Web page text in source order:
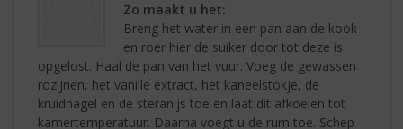
Zo maakt u het:
Breng het water in een pan aan de kook
en roer hier de suiker door tot deze is
opgelost. Haal de pan van het vuur. Voeg de gewassen
rozijnen, het vanille extract, het kaneelstokje, de
kruidnagel en de steranijs toe en laat dit afkoelen tot
kamertemperatuur. Daarna voegt u de rum toe. Schep